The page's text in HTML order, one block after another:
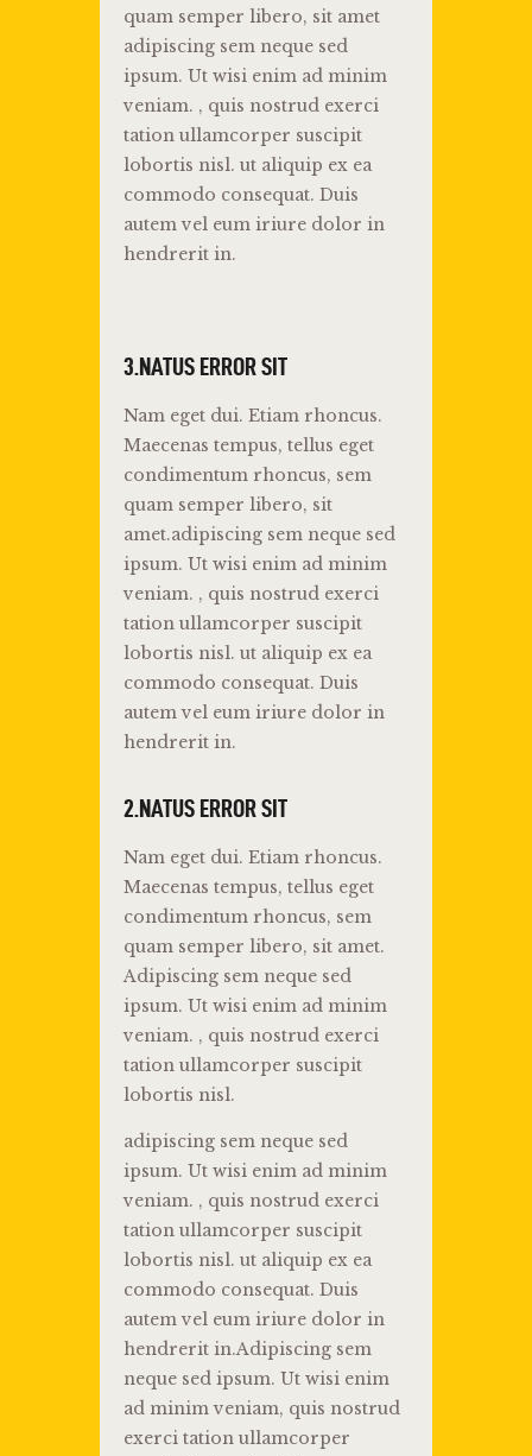
quam semper libero, sit amet
adipiscing sem neque sed
ipsum. Ut wisi enim ad minim
veniam. , quis nostrud exerci
tation ullamcorper suscipit
lobortis nisl. ut aliquip ex ea
commodo consequat. Duis
autem vel eum iriure dolor in
hendrerit in.
3.NATUS ERROR SIT
Nam eget dui. Etiam rhoncus.
Maecenas tempus, tellus eget
condimentum rhoncus, sem
quam semper libero, sit
amet.adipiscing sem neque sed
ipsum. Ut wisi enim ad minim
veniam. , quis nostrud exerci
tation ullamcorper suscipit
lobortis nisl. ut aliquip ex ea
commodo consequat. Duis
autem vel eum iriure dolor in
hendrerit in.
2.NATUS ERROR SIT
Nam eget dui. Etiam rhoncus.
Maecenas tempus, tellus eget
condimentum rhoncus, sem
quam semper libero, sit amet.
Adipiscing sem neque sed
ipsum. Ut wisi enim ad minim
veniam. , quis nostrud exerci
tation ullamcorper suscipit
lobortis nisl.
adipiscing sem neque sed
ipsum. Ut wisi enim ad minim
veniam. , quis nostrud exerci
tation ullamcorper suscipit
lobortis nisl. ut aliquip ex ea
commodo consequat. Duis
autem vel eum iriure dolor in
hendrerit in.Adipiscing sem
neque sed ipsum. Ut wisi enim
ad minim veniam, quis nostrud
exerci tation ullamcorper